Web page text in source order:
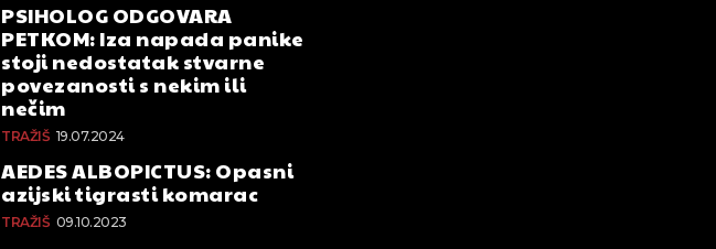
PSIHOLOG ODGOVARA
PETKOM: Iza napada panike
stoji nedostatak stvarne
povezanosti s nekim ili
nečim
TRAŽIŠ 19.07.2024
AEDES ALBOPICTUS: Opasni
azijski tigrasti komarac
TRAŽIŠ 09.10.2023